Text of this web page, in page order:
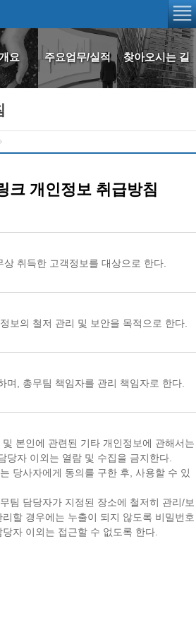
요 주요업무/실적 찾아오시는 길
크 개인정보 취급방침
취득한 고객정보를 대상으로 한다.
보의 철저 관리 및 보안을 목적으로 한다.
며, 총무팀 책임자를 관리 책임자로 한다.
본인에 관련된 기타 개인정보에 관해서는
당자 이외는 열람 및 수집을 금지한다.
당사자에게 동의를 구한 후, 사용할 수 있
팀 담당자가 지정된 장소에 철저히 관리/보
할 경우에는 누출이 되지 않도록 비밀번호
자 이외는 접근할 수 없도록 한다.